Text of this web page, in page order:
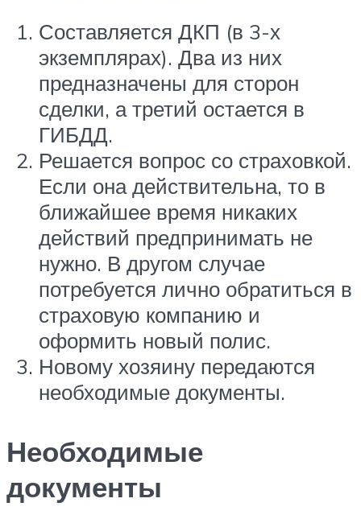
Составляется ДКП (в 3-х
экземплярах). Два из них
предназначены для сторон
сделки, а третий остается в
ГИБДД.
Решается вопрос со страховкой.
Если она действительна, то в
ближайшее время никаких
действий предпринимать не
нужно. В другом случае
потребуется лично обратиться в
страховую компанию и
оформить новый полис.
Новому хозяину передаются
необходимые документы.
Необходимые
документы